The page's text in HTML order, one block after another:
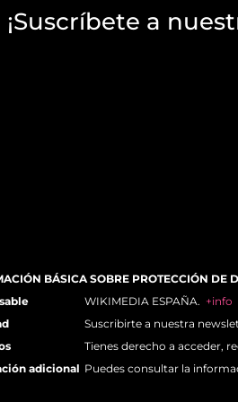
¡Suscríbete a
BÁSICA SOBRE PROTECCIÓN DE
WIKIMEDIA ESPAÑA. +info
Suscribirte a nuestra
Tienes derecho a acceder,
adicional Puedes consultar la